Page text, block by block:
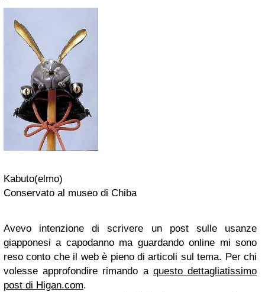
Kabuto(elmo)
Conservato al museo di Chiba
Avevo intenzione di scrivere un post sulle usanze
giapponesi a capodanno ma guardando online mi sono
reso conto che il web è pieno di articoli sul tema. Per chi
volesse approfondire rimando a questo dettagliatissimo
post di Higan.com.